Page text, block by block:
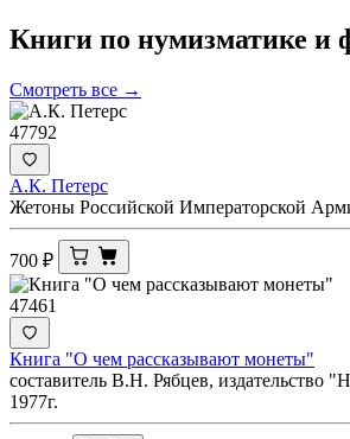
Книги по нумизматике и
Смотреть все →
47792
А.К. Петерс
Жетоны Российской Императорской
700 ₽
47461
Книга "О чем рассказывают монеты"
составитель В.Н. Рябцев, издательство
1977г.